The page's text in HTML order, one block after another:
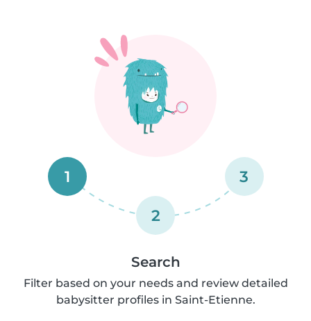
1
2
3
Search
Filter based on your needs and review detailed
babysitter profiles in Saint-Etienne.